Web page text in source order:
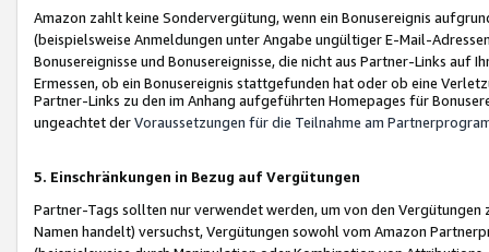
Amazon zahlt keine Sondervergütung, wenn ein Bonusereignis
(beispielsweise Anmeldungen unter Angabe ungültiger E-Mail-
Bonusereignisse und Bonusereignisse, die nicht aus Partner-Links auf
Ermessen, ob ein Bonusereignis stattgefunden hat oder ob eine
Partner-Links zu den im Anhang aufgeführten Homepages für
ungeachtet derVoraussetzungen für die Teilnahme am
5. Einschränkungen in Bezug auf Vergütungen
Partner-Tags sollten nur verwendet werden, um von den
Namen handelt) versuchst, Vergütungen sowohl vom Amazon